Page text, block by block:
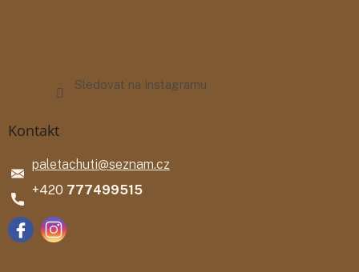
Sledovat na Instagramu
Kontakt
paletachuti@seznam.cz
777499515